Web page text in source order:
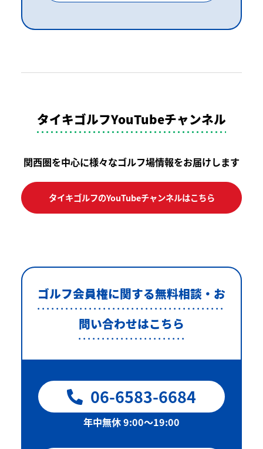
タイキゴルフYouTubeチャンネル
関西圏を中心に様々なゴルフ場情報をお届けします
タイキゴルフのYouTubeチャンネルはこちら
ゴルフ会員権に関する無料相談・お
問い合わせはこちら
06-6583-6684
年中無休 9:00〜19:00